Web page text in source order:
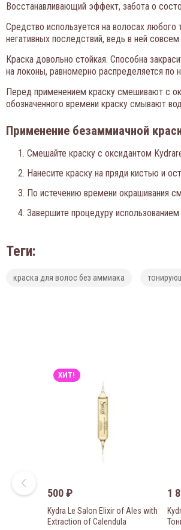
Восстанавливающий эффект, забота о
Средство используется на волосах любого
негативных последствий, ведь в ней
Краска довольно стойкая. Способна
на локоны, равномерно распределяется
Перед применением краску смешивают с
обозначенного времени краску смывают
Применение безаммиачной
Смешайте краску с оксидантом
Нанесите краску на пряди кистью и
По истечению времени окрашивания
Завершите процедуру
Теги:
краска для волос без аммиака
ХИТ!
500₽
Kydra Le Salon Elixir of Ales with
Extraction of Calendula
1